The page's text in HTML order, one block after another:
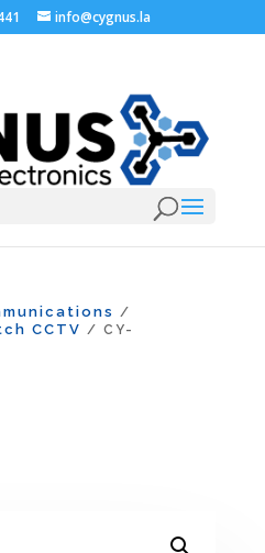
info@cygnus.la
/
CCTV / CY-